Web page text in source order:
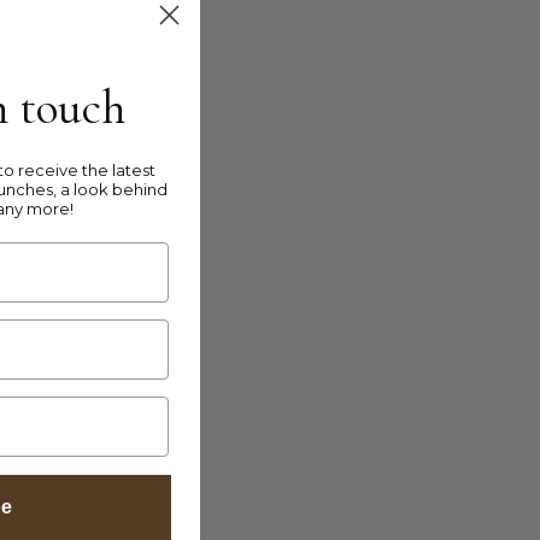
touch
receive the latest
a look behind
more!